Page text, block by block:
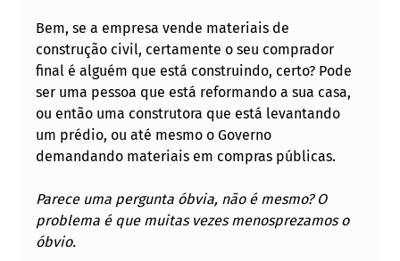
Bem, se a empresa vende materiais de
construção civil, certamente o seu comprador
final é alguém que está construindo, certo? Pode
ser uma pessoa que está reformando a sua casa,
ou então uma construtora que está levantando
um prédio, ou até mesmo o Governo
demandando materiais em compras públicas.
Parece uma pergunta óbvia, não é mesmo? O
problema é que muitas vezes menosprezamos o
óbvio.